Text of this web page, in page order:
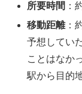
所要時間 ：
移動距離：
予想してい
ことはなか
駅から目的